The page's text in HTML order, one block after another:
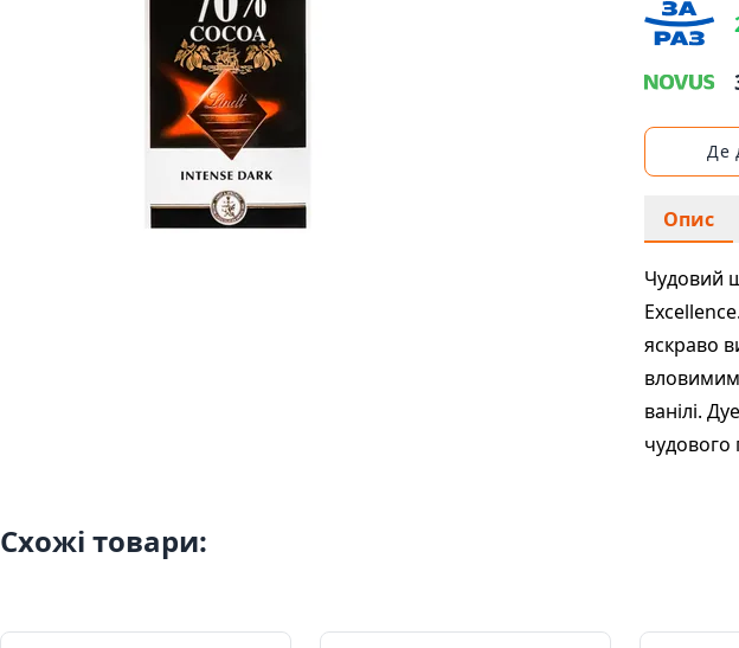
Де
Опис
Чудовий
яскраво
ванілі.
чудового
Схожі товари: